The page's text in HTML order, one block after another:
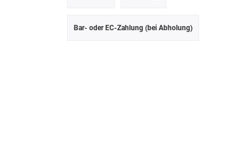
Bar- oder EC-Zahlung (bei Abholung)